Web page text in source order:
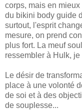
corps, mais en
du bikini body guide
surtout, l'esprit
mesure, on prend
plus fort. La meuf
ressembler à Hulk,
Le désir de
place à une volonté
de soi et à des
de souplesse...